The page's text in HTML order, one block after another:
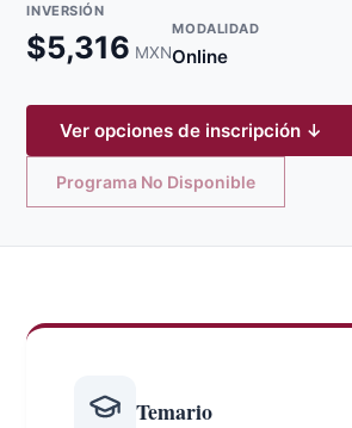
INVERSIÓN
$5,316 MXN
MODALIDAD
Online
Ver opciones de inscripción ↓
Programa No Disponible
Temario